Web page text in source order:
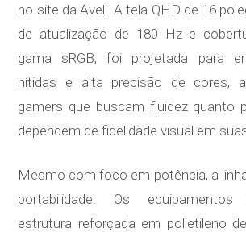
no site da Avell. A tela QHD de 16
de atualização de 180 Hz e
gama sRGB, foi projetada para
nítidas e alta precisão de cores,
gamers que buscam fluidez quanto
dependem de fidelidade visual em
Mesmo com foco em potência, a
portabilidade. Os
estrutura reforçada em polietileno